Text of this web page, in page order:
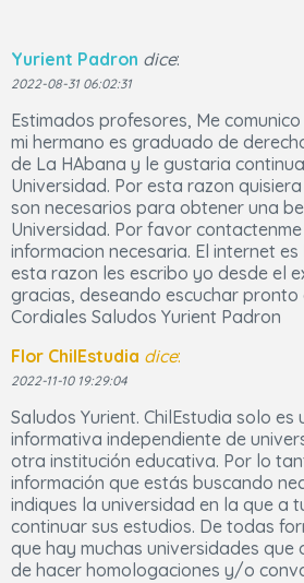
Yurient Padron dice:
2022-08-31 06:02:31
Estimados profesores, Me
mi hermano es graduado de
de La HAbana y le gustaria
Universidad. Por esta razon
son necesarios para obtener una
Universidad. Por favor
informacion necesaria. El internet
esta razon les escribo yo desde el
gracias, deseando escuchar pronto
Cordiales Saludos Yurient Padron
Flor ChilEstudia dice:
2022-11-10 19:29:04
Saludos Yurient. ChilEstudia solo es
informativa independiente de
otra institución educativa. Por lo
información que estás buscando
indiques la universidad en la que a
continuar sus estudios. De todas
que hay muchas universidades que
de hacer homologaciones y/o